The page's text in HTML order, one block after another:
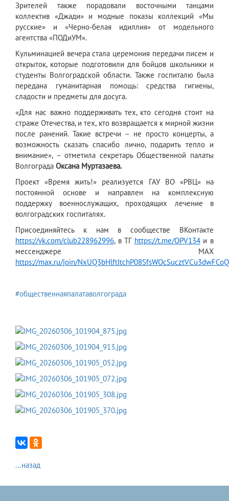
Зрителей также порадовали восточными танцами
коллектив «Джади» и модные показы коллекций «Мы
русские» и «Черно-белая идиллия» от модельного
агентства «ПОДиУМ».
Кульминацией вечера стала церемония передачи писем и
открыток, которые подготовили для бойцов школьники и
студенты Волгоградской области. Также госпиталю была
передана гуманитарная помощь: средства гигиены,
сладости и предметы для досуга.
«Для нас важно поддерживать тех, кто сегодня стоит на
страже Отечества, и тех, кто возвращается к мирной жизни
после ранений. Такие встречи – не просто концерты, а
возможность сказать спасибо лично, подарить тепло и
внимание», – отметила секретарь Общественной палаты
Волгограда Оксана Муртазаева.
Проект «Время жить!» реализуется ГАУ ВО «РВЦ» на
постоянной основе и направлен на комплексную
поддержку военнослужащих, проходящих лечение в
волгоградских госпиталях.
Присоединяйтесь к нам в сообществе ВКонтакте
https://vk.com/club228962996, в ТГ https://t.me/OPV134и в
мессенджере МАХ
https://max.ru/join/
#общественнаяпалатаволгограда
...назад